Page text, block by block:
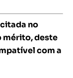
no
mérito, deste
com a